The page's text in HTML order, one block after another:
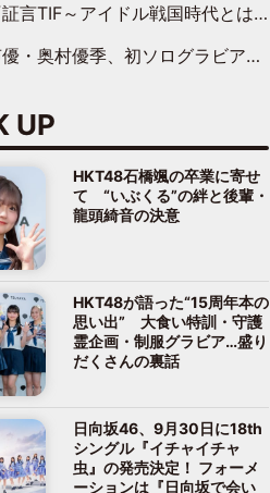
～アイドル戦国時代とはなんだったのか～』第6回：でんぱ組.inc・古川未鈴×相沢梨紗「『ハロプロやりたかったな』って言ったら、夢眠ねむさんに『てめえはでんぱ組．incなんだよ！』って肩パンされて(笑)」
優季、初ソログラビアで初ソロ表紙を飾る！ 初めて見せる表情や、声優を志したきっかけなどを語った必読のインタビューを掲載
UP
HKT48石橋颯の卒業に寄せ
て “いぶくる”の絆と後輩・
龍頭綺音の決意
HKT48が語った“15周年本の
思い出” 大食い特訓・守護
霊企画・制服グラビア…盛り
だくさんの裏話
日向坂46、9月30日に18th
シングル『イチャイチャ
虫』の発売決定！ フォーメ
ーションは『日向坂で会い